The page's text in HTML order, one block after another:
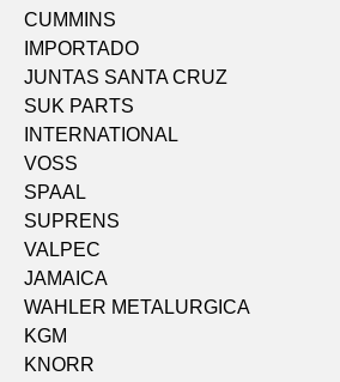
CUMMINS
IMPORTADO
JUNTAS SANTA CRUZ
SUK PARTS
INTERNATIONAL
VOSS
SPAAL
SUPRENS
VALPEC
JAMAICA
WAHLER METALURGICA
KGM
KNORR